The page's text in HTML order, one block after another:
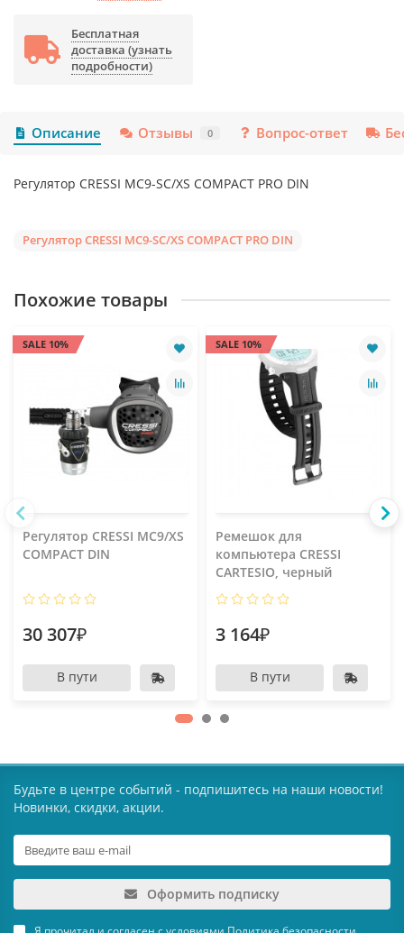
Бесплатная
доставка (узнать
подробности)
Описание Отзывы 0 Вопрос-ответ
Регулятор CRESSI MC9-SC/XS COMPACT PRO DIN
Регулятор CRESSI MC9-SC/XS COMPACT PRO DIN
Похожие товары
SALE 10%
Регулятор CRESSI MC9/XS
COMPACT DIN
30 307₽
В пути
SALE 10%
Ремешок для
компьютера CRESSI
CARTESIO, черный
3 164₽
В пути
Будьте в центре событий - подпишитесь на наши новости!
Новинки, скидки, акции.
Оформить подписку